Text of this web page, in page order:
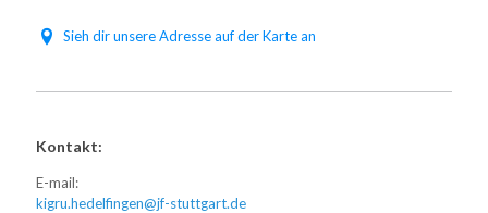
Sieh dir unsere Adresse auf der Karte an
Kontakt:
E-mail:
kigru.hedelfingen@jf-stuttgart.de